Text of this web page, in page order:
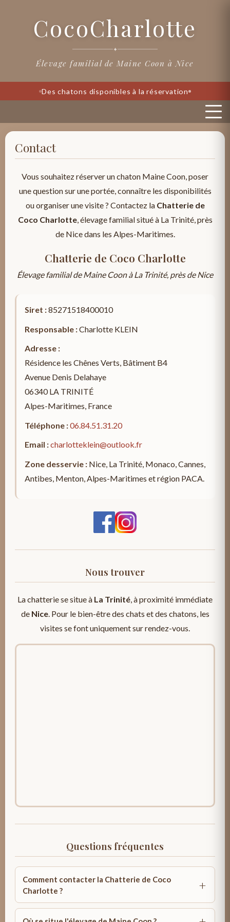
CocoCharlotte
✦
Élevage familial de Maine Coon à Nice
Des chatons disponibles à la réservation
Contact
Vous souhaitez réserver un chaton Maine Coon, poser
une question sur une portée, connaître les disponibilités
ou organiser une visite ? Contactez la Chatterie de
Coco Charlotte, élevage familial situé à La Trinité, près
de Nice dans les Alpes-Maritimes.
Chatterie de Coco Charlotte
Élevage familial de Maine Coon à La Trinité, près de Nice
Siret :85271518400010
Responsable :Charlotte KLEIN
Adresse :
Résidence les Chênes Verts, Bâtiment B4
Avenue Denis Delahaye
06340 LA TRINITÉ
Alpes-Maritimes, France
Téléphone :06.84.51.31.20
Email :charlotteklein@outlook.fr
Zone desservie :Nice, La Trinité, Monaco, Cannes,
Antibes, Menton, Alpes-Maritimes et région PACA.
Nous trouver
La chatterie se situe à La Trinité , à proximité immédiate
de Nice. Pour le bien-être des chats et des chatons, les
visites se font uniquement sur rendez-vous.
Questions fréquentes
Comment contacter la Chatterie de Coco
Charlotte ?